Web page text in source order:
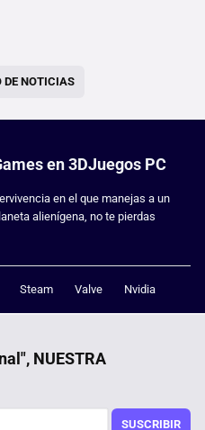
DE NOTICIAS
en 3DJuegos PC
en el que manejas a un
alienígena, no te pierdas
Steam Valve Nvidia
NUESTRA
SUSCRIBIR